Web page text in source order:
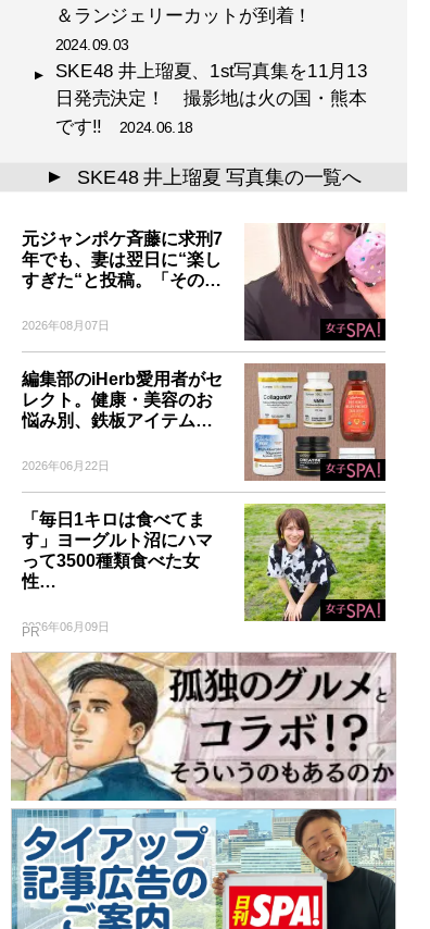
＆ランジェリーカットが到着！
2024.09.03
SKE48 井上瑠夏、1st写真集を11月13
日発売決定！ 撮影地は火の国・熊本
です!!
2024.06.18
▲ SKE48 井上瑠夏 写真集の一覧へ
元ジャンポケ斉藤に求刑7
年でも、妻は翌日に“楽し
すぎた“と投稿。「その…
2026年08月07日
編集部のiHerb愛用者がセ
レクト。健康・美容のお
悩み別、鉄板アイテム…
2026年06月22日
「毎日1キロは食べてま
す」ヨーグルト沼にハマ
って3500種類食べた女
性…
2026年06月09日
PR